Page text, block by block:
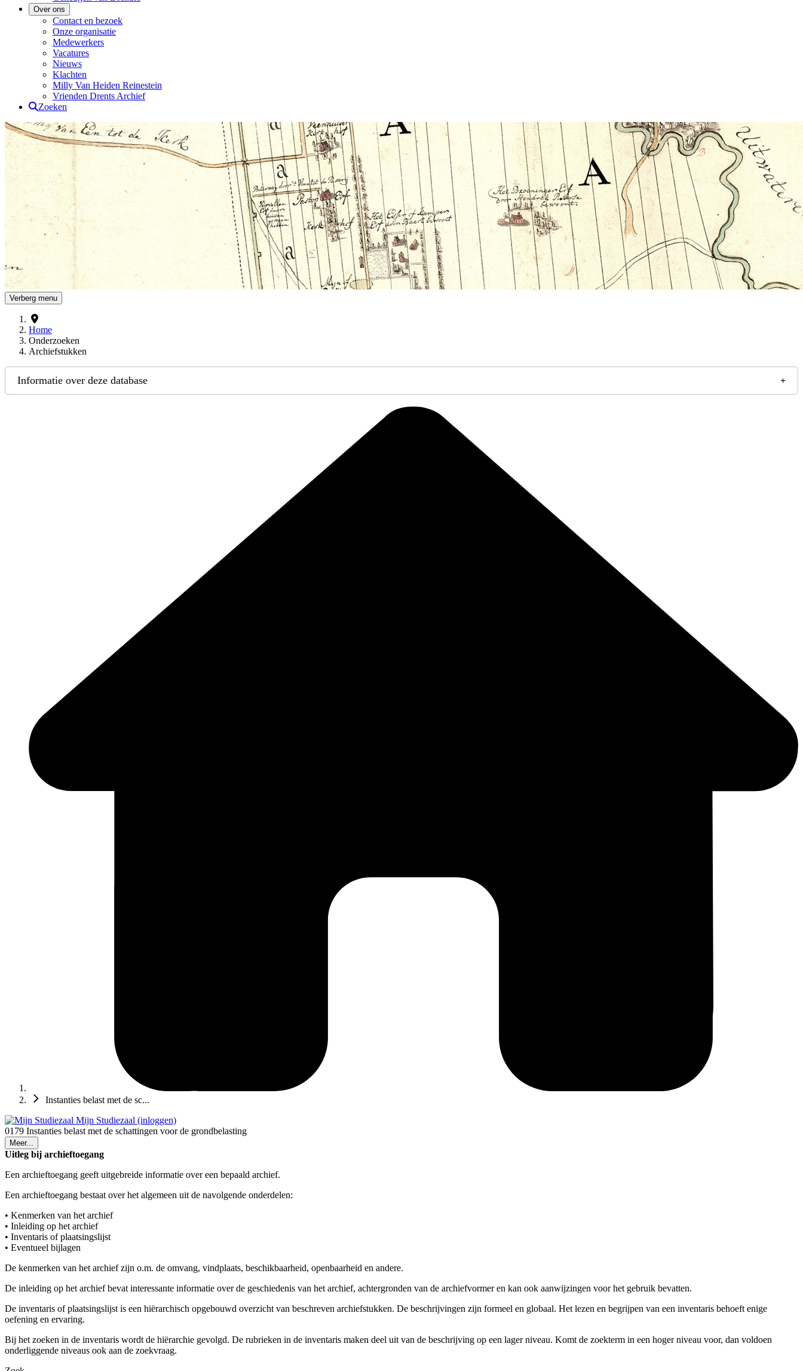
Over ons
Contact en bezoek
Onze organisatie
Medewerkers
Vacatures
Nieuws
Klachten
Milly Van Heiden Reinestein
Vrienden Drents Archief
Zoeken
Drents Archief
Verberg menu
Home
Onderzoeken
Archiefstukken
Informatie over deze database
Instanties belast met de sc...
Mijn Studiezaal (inloggen)
0179 Instanties belast met de schattingen voor de grondbelasting
Meer...
Uitleg bij archieftoegang
Een archieftoegang geeft uitgebreide informatie over een bepaald archief.
Een archieftoegang bestaat over het algemeen uit de navolgende onderdelen:
• Kenmerken van het archief
• Inleiding op het archief
• Inventaris of plaatsingslijst
• Eventueel bijlagen
De kenmerken van het archief zijn o.m. de omvang, vindplaats, beschikbaarheid, openbaarheid en andere.
De inleiding op het archief bevat interessante informatie over de geschiedenis van het archief, achtergronden van de archiefvormer en kan ook aanwijzingen voor het gebruik bevatten.
De inventaris of plaatsingslijst is een hiërarchisch opgebouwd overzicht van beschreven archiefstukken. De beschrijvingen zijn formeel en globaal. Het lezen en begrijpen van een inventaris behoeft enige
oefening en ervaring.
Bij het zoeken in de inventaris wordt de hiërarchie gevolgd. De rubrieken in de inventaris maken deel uit van de beschrijving op een lager niveau. Komt de zoekterm in een hoger niveau voor, dan voldoen
onderliggende niveaus ook aan de zoekvraag.